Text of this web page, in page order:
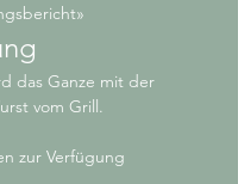
das Ganze mit der
vom Grill.
zur Verfügung